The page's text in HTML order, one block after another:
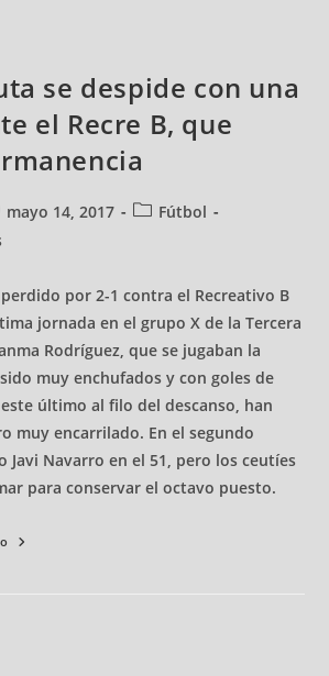
se despide con una
el Recre B, que
mayo 14, 2017
Fútbol
perdido por 2-1 contra el Recreativo B
jornada en el grupo X de la Tercera
Rodríguez, que se jugaban la
muy enchufados y con goles de
último al filo del descanso, han
muy encarrilado. En el segundo
Javi Navarro en el 51, pero los ceutíes
para conservar el octavo puesto.